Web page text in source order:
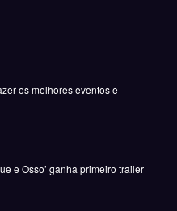
os melhores eventos e